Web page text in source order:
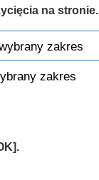
na stronie.
zakres
zakres